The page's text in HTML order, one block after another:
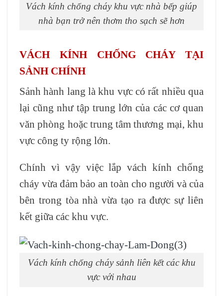
Vách kính chống cháy khu vực nhà bếp giúp
nhà bạn trở nên thơm tho sạch sẽ hơn
VÁCH KÍNH CHỐNG CHÁY TẠI
SẢNH CHÍNH
Sảnh hành lang là khu vực có rất nhiều qua
lại cũng như tập trung lớn của các cơ quan
văn phòng hoặc trung tâm thương mại, khu
vực công ty rộng lớn.
Chính vì vậy việc lắp vách kính chống
cháy vừa đảm bảo an toàn cho người và của
bên trong tòa nhà vừa tạo ra được sự liên
kết giữa các khu vực.
Vách kính chống cháy sảnh liên kết các khu
vực với nhau